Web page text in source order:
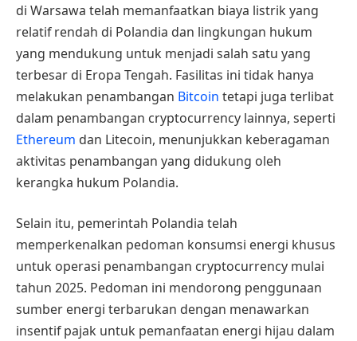
di Warsawa telah memanfaatkan biaya listrik yang
relatif rendah di Polandia dan lingkungan hukum
yang mendukung untuk menjadi salah satu yang
terbesar di Eropa Tengah. Fasilitas ini tidak hanya
melakukan penambangan Bitcoin tetapi juga terlibat
dalam penambangan cryptocurrency lainnya, seperti
Ethereum dan Litecoin, menunjukkan keberagaman
aktivitas penambangan yang didukung oleh
kerangka hukum Polandia.
Selain itu, pemerintah Polandia telah
memperkenalkan pedoman konsumsi energi khusus
untuk operasi penambangan cryptocurrency mulai
tahun 2025. Pedoman ini mendorong penggunaan
sumber energi terbarukan dengan menawarkan
insentif pajak untuk pemanfaatan energi hijau dalam